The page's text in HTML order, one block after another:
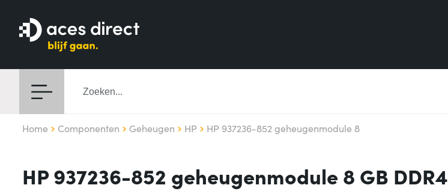
Home Componenten Geheugen HP HP 937236-852 geheugenmodule 8
HP 937236-852 geheugenmodule 8 GB DDR4